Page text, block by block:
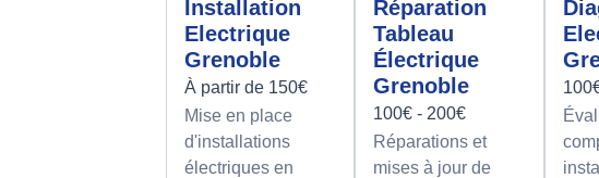
Installation
Electrique
Grenoble
À partir de 150€
Mise en place
d'installations
électriques en
Réparation
Tableau
Électrique
Grenoble
100€ - 200€
Réparations et
mises à jour de